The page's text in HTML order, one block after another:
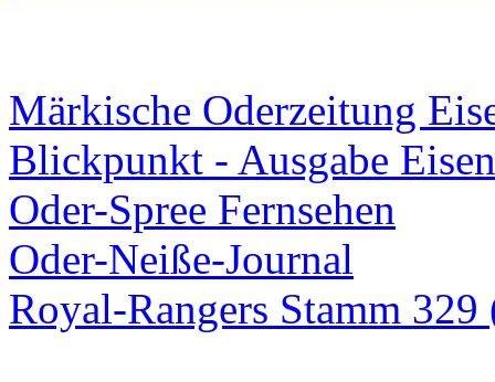
Märkische Oderzeitung
Blickpunkt - Ausgabe
Oder-Spree Fernsehen
Oder-Neiße-Journal
Royal-Rangers Stamm